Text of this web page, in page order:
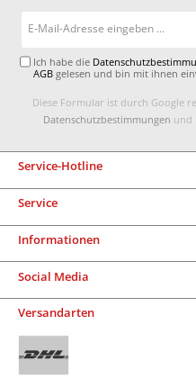
Ich habe die
AGB gelesen und bin mit ihnen
Diese Formular ist durch Google
Datenschutzbestimmungen und
Service-Hotline
Service
Informationen
Social Media
Versandarten